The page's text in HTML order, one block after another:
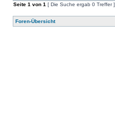
Seite 1 von 1 [ Die Suche ergab 0 Treffer ]
Foren-Übersicht